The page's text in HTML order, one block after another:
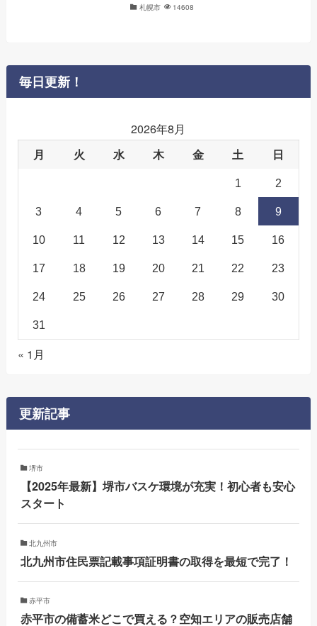
札幌市 14608
毎日更新！
2026年8月
月 火 水 木 金 土 日
1 2
3 4 5 6 7 8 9
10 11 12 13 14 15 16
17 18 19 20 21 22 23
24 25 26 27 28 29 30
31
« 1月
更新記事
堺市
【2025年最新】堺市バスケ環境が充実！初心者も安心
スタート
北九州市
北九州市住民票記載事項証明書の取得を最短で完了！
赤平市
赤平市の備蓄米どこで買える？空知エリアの販売店舗